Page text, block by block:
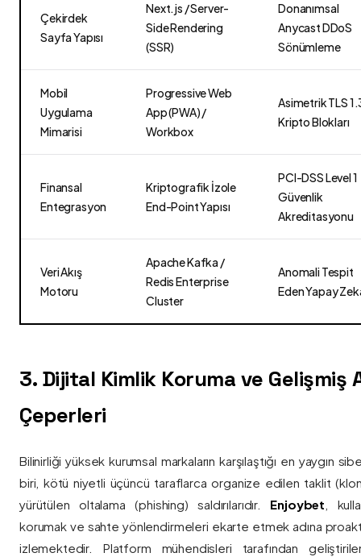
Çekirdek
Sayfa Yapısı
Next.js / Server-
Side Rendering
(SSR)
Donanımsal
Anycast DDoS
Sönümleme
Mobil
Uygulama
Mimarisi
Progressive Web
App (PWA) /
Workbox
Asimetrik TLS
Kripto Blokları
Finansal
Entegrasyon
Kriptografik İzole
End-Point Yapısı
PCI-DSS Level 1
Güvenlik
Akreditasyonu
Veri Akış
Motoru
Apache Kafka /
Redis Enterprise
Cluster
Anomali Tespit
Eden Yapay
3. Dijital Kimlik Koruma ve Gelişmiş
Çeperleri
Bilinirliği yüksek kurumsal markaların karşılaştığı en yaygın
biri, kötü niyetli üçüncü taraflarca organize edilen taklit
yürütülen oltalama (phishing) saldırılarıdır. Enjoybet ,
korumak ve sahte yönlendirmeleri ekarte etmek adına
izlemektedir. Platform mühendisleri tarafından